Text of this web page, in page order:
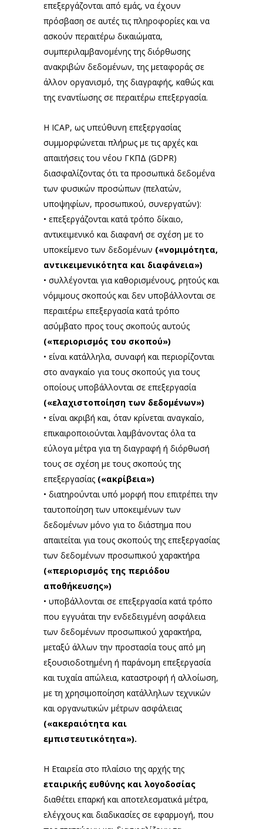
επεξεργάζονται από εμάς, να έχουν
πρόσβαση σε αυτές τις πληροφορίες και να
ασκούν περαιτέρω δικαιώματα,
συμπεριλαμβανομένης της διόρθωσης
ανακριβών δεδομένων, της μεταφοράς σε
άλλον οργανισμό, της διαγραφής, καθώς και
της εναντίωσης σε περαιτέρω επεξεργασία.
Η ICAP, ως υπεύθυνη επεξεργασίας
συμμορφώνεται πλήρως με τις αρχές και
απαιτήσεις του νέου ΓΚΠΔ (GDPR)
διασφαλίζοντας ότι τα προσωπικά δεδομένα
των φυσικών προσώπων (πελατών,
υποψηφίων, προσωπικού, συνεργατών):
• επεξεργάζονται κατά τρόπο δίκαιο,
αντικειμενικό και διαφανή σε σχέση με το
υποκείμενο των δεδομένων («νομιμότητα,
αντικειμενικότητα και διαφάνεια»)
• συλλέγονται για καθορισμένους, ρητούς και
νόμιμους σκοπούς και δεν υποβάλλονται σε
περαιτέρω επεξεργασία κατά τρόπο
ασύμβατο προς τους σκοπούς αυτούς
(«περιορισμός του σκοπού»)
• είναι κατάλληλα, συναφή και περιορίζονται
στο αναγκαίο για τους σκοπούς για τους
οποίους υποβάλλονται σε επεξεργασία
(«ελαχιστοποίηση των δεδομένων»)
• είναι ακριβή και, όταν κρίνεται αναγκαίο,
επικαιροποιούνται λαμβάνοντας όλα τα
εύλογα μέτρα για τη διαγραφή ή διόρθωσή
τους σε σχέση με τους σκοπούς της
επεξεργασίας («ακρίβεια»)
• διατηρούνται υπό μορφή που επιτρέπει την
ταυτοποίηση των υποκειμένων των
δεδομένων μόνο για το διάστημα που
απαιτείται για τους σκοπούς της επεξεργασίας
των δεδομένων προσωπικού χαρακτήρα
(«περιορισμός της περιόδου
αποθήκευσης»)
• υποβάλλονται σε επεξεργασία κατά τρόπο
που εγγυάται την ενδεδειγμένη ασφάλεια
των δεδομένων προσωπικού χαρακτήρα,
μεταξύ άλλων την προστασία τους από μη
εξουσιοδοτημένη ή παράνομη επεξεργασία
και τυχαία απώλεια, καταστροφή ή αλλοίωση,
με τη χρησιμοποίηση κατάλληλων τεχνικών
και οργανωτικών μέτρων ασφάλειας
(«ακεραιότητα και
εμπιστευτικότητα»).
Η Εταιρεία στο πλαίσιο της αρχής της
εταιρικής ευθύνης και λογοδοσίας
διαθέτει επαρκή και αποτελεσματικά μέτρα,
ελέγχους και διαδικασίες σε εφαρμογή, που